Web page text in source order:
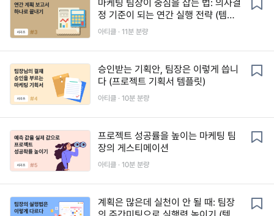
마케팅 팀장이 중심을 잡는 법: 의사결
정 기준이 되는 연간 실행 전략 (템플
릿 제공)
아티클 · 11분 분량
승인받는 기획안, 팀장은 이렇게 씁니
다 (프로젝트 기획서 템플릿)
아티클 · 10분 분량
프로젝트 성공률을 높이는 마케팅 팀
장의 게스티메이션
아티클 · 10분 분량
계획은 많은데 실천이 안 될 때: 팀장